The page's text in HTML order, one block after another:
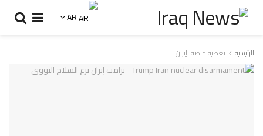
AR
الرئيسية تغطية خاصة: إيران